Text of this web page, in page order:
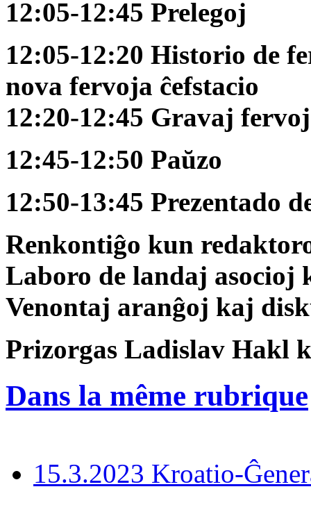
12:05-12:45 Prelegoj
12:05-12:20 Historio de
nova fervoja ĉefstacio
12:20-12:45 Gravaj
12:45-12:50 Paŭzo
12:50-13:45 Prezentado
Renkontiĝo kun
Laboro de landaj asocioj
Venontaj aranĝoj kaj
Prizorgas Ladislav Hakl
Dans la même rubrique
15.3.2023 Kroatio-